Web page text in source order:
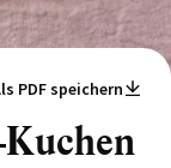
PDF speichern